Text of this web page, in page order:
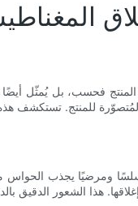
فحسب، بل يُمثّل أيضًا
للمنتج. تستكشف
سلسًا ومرضيًا يجذب